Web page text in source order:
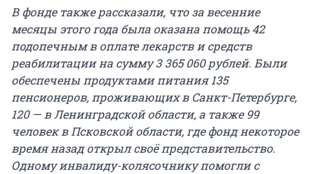
В фонде также рассказали, что за весенние
месяцы этого года была оказана помощь 42
подопечным в оплате лекарств и средств
реабилитации на сумму 3 365 060 рублей. Были
обеспечены продуктами питания 135
пенсионеров, проживающих в Санкт-Петербурге,
120 — в Ленинградской области, а также 99
человек в Псковской области, где фонд некоторое
время назад открыл своё представительство.
Одному инвалиду-колясочнику помогли с